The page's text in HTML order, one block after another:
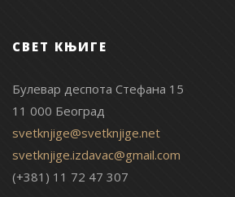
СВЕТ КЊИГЕ
Булевар деспота Стефана 15
11 000 Београд
svetknjige@svetknjige.net
svetknjige.izdavac@gmail.com
(+381) 11 72 47 307